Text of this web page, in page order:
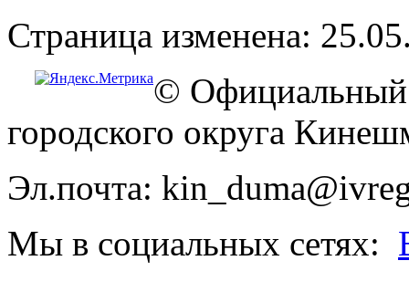
Страница изменена:
© Официальный
городского округа
Эл.почта:
Мы в социальных сетях: